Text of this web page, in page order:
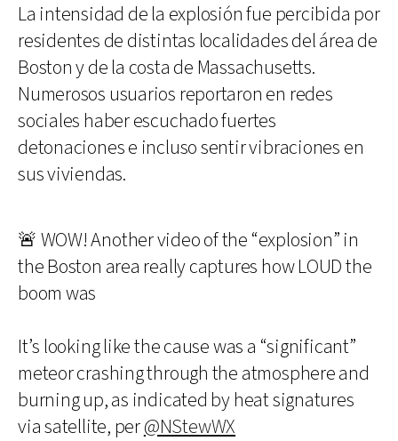
La intensidad de la explosión fue percibida por
residentes de distintas localidades del área de
Boston y de la costa de Massachusetts.
Numerosos usuarios reportaron en redes
sociales haber escuchado fuertes
detonaciones e incluso sentir vibraciones en
sus viviendas.
🚨 WOW! Another video of the “explosion” in
the Boston area really captures how LOUD the
boom was
It’s looking like the cause was a “significant”
meteor crashing through the atmosphere and
burning up, as indicated by heat signatures
via satellite, per@NStewWX